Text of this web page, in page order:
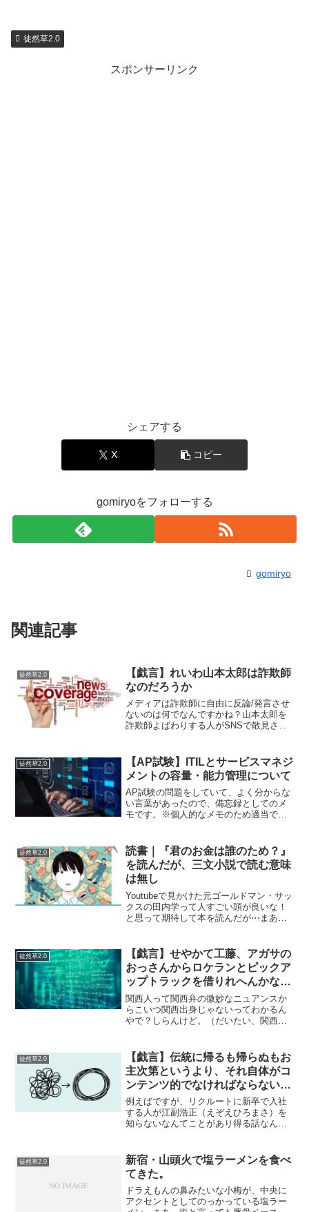
徒然草2.0
スポンサーリンク
シェアする
X コピー
gomiryoをフォローする
gomiryo
関連記事
徒然草2.0
【戯言】れいわ山本太郎は詐欺師
なのだろうか
メディアは詐欺師に自由に反論/発言させ
ないのは何でなんですかね？山本太郎を
詐欺師よばわりする人がSNSで散見され
などのリラックスさせるような音楽を流
した催眠商法みたいな...
徒然草2.0
【AP試験】ITILとサービスマネジ
メントの容量・能力管理について
AP試験の問題をしていて、よく分からな
い言葉があったので、備忘録としてのメ
モです。※個人的なメモのため適当で
テムのサービスの運用品質を保つ体系的
な仕組み。継続的...
徒然草2.0
読書｜『君のお金は誰のため？』
を読んだが、三文小説で読む意味
は無し
Youtubeで見かけた元ゴールドマン・サッ
クスの田内学って人すごい頭が良いな！
と思って期待して本を読んだが⋯まあな
決できる問題はない」「退治する悪党は
存在しない」「未来...
徒然草2.0
【戯言】せやかて工藤、アガサの
おっさんからロケランとピックア
ップトラックを借りれへんかな？
迫撃砲でも構わへんで
関西人って関西弁の微妙なニュアンスか
らこいつ関西出身じゃないってわかるん
やで？しらんけど。（だいたい、関西弁
コロナ関連のニュースが多いですね（大
嘘）てかコロナに興味がご...
徒然草2.0
【戯言】伝統に帰るも帰らぬもお
主次第というより、それ自体がコ
ンテンツ的でなければならないの
では
例えばですが、リクルートに新卒で入社
する人が江副浩正（えぞえひろまさ）を
知らないなんてことがあり得る話なんだ
だから、当然だろう。。。子どもに「お
茶はティーパックでいれて...
徒然草2.0
新宿・山頭火で塩ラーメンを食べ
てきた。
ドラえもんの鼻みたいな小梅が、中央に
アクセントとしてのっかっている塩ラー